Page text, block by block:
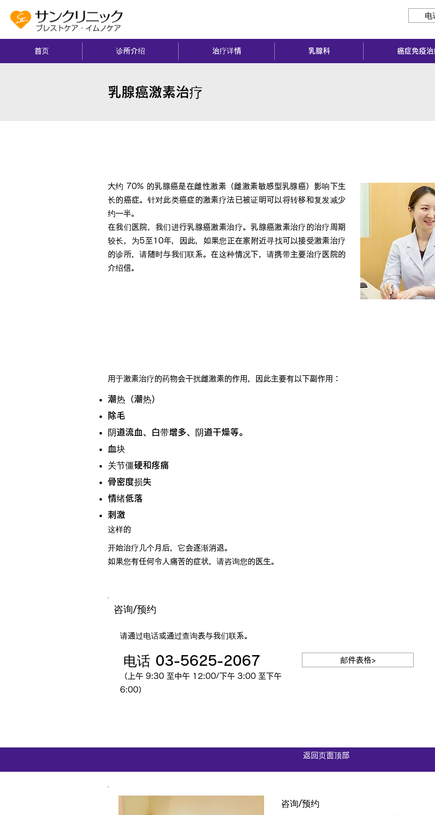
首页 诊所介绍 治疗详情 乳腺科 癌症免疫治
乳腺癌激素治疗
大约 70% 的乳腺癌是在雌性激素（雌激素敏感型乳腺癌）影响下生
长的癌症。针对此类癌症的激素疗法已被证明可以将转移和复发减少
约一半。
在我们医院，我们进行乳腺癌激素治疗。乳腺癌激素治疗的治疗周期
较长，为5至10年，因此，如果您正在家附近寻找可以接受激素治疗
的诊所，请随时与我们联系。在这种情况下，请携带主要治疗医院的
介绍信。
用于激素治疗的药物会干扰雌激素的作用，因此主要有以下副作用：
潮热（潮热）
除毛
阴道流血、白带增多、阴道干燥等。
血块
关节僵硬和疼痛
骨密度损失
情绪低落
刺激
这样的
开始治疗几个月后，它会逐渐消退。
如果您有任何令人痛苦的症状，请咨询您的医生。
咨询/预约
请通过电话或通过查询表与我们联系。
电话 03-5625-2067
（上午 9:30 至中午 12:00/下午 3:00 至下午
6:00）
邮件表格>
返回页面顶部
咨询/预约